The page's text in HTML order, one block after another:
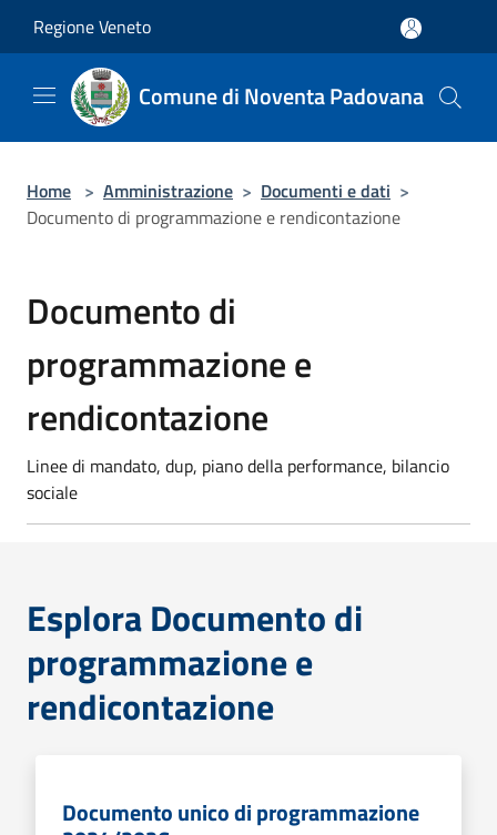
Regione Veneto
Comune di Noventa Padovana
Home > Amministrazione > Documenti e dati >
Documento di programmazione e rendicontazione
Documento di
programmazione e
rendicontazione
Linee di mandato, dup, piano della performance, bilancio
sociale
Esplora Documento di
programmazione e
rendicontazione
Documento unico di programmazione